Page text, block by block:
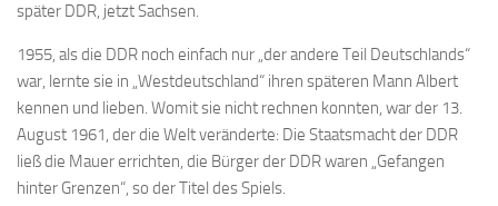
später DDR, jetzt Sachsen.
1955, als die DDR noch einfach nur „der andere Teil Deutschlands“
war, lernte sie in „Westdeutschland“ ihren späteren Mann Albert
kennen und lieben. Womit sie nicht rechnen konnten, war der 13.
August 1961, der die Welt veränderte: Die Staatsmacht der DDR
ließ die Mauer errichten, die Bürger der DDR waren „Gefangen
hinter Grenzen“, so der Titel des Spiels.